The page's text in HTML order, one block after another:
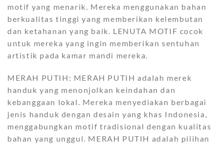
motif yang menarik. Mereka menggunakan bahan
berkualitas tinggi yang memberikan kelembutan
dan ketahanan yang baik. LENUTA MOTIF cocok
untuk mereka yang ingin memberikan sentuhan
artistik pada kamar mandi mereka.
MERAH PUTIH: MERAH PUTIH adalah merek
handuk yang menonjolkan keindahan dan
kebanggaan lokal. Mereka menyediakan berbagai
jenis handuk dengan desain yang khas Indonesia,
menggabungkan motif tradisional dengan kualitas
bahan yang unggul. MERAH PUTIH adalah pilihan